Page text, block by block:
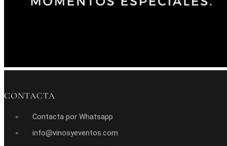
CONTACTA
Contacta por Whatsapp
info@vinosyeventos.com